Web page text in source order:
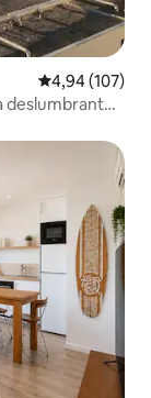
4,94 de uma
4,94 (107)
deslumbrante